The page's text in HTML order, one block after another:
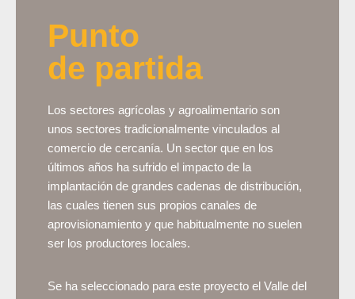
Punto
de partida
Los sectores agrícolas y agroalimentario son
unos sectores tradicionalmente vinculados al
comercio de cercanía. Un sector que en los
últimos años ha sufrido el impacto de la
implantación de grandes cadenas de distribución,
las cuales tienen sus propios canales de
aprovisionamiento y que habitualmente no suelen
ser los productores locales.
Se ha seleccionado para este proyecto el Valle del